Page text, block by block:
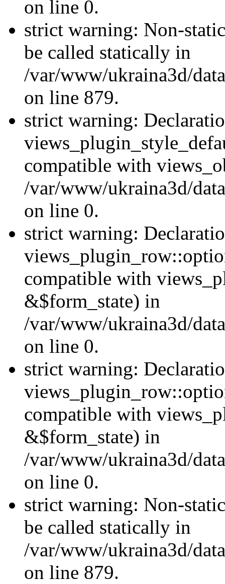
on line 0.
strict warning: Non-
be called statically in
/var/www/ukraina3d/
on line 879.
strict warning:
compatible with
/var/www/ukraina3d/
on line 0.
strict warning:
compatible with
&$form_state) in
/var/www/ukraina3d/
on line 0.
strict warning:
compatible with
&$form_state) in
/var/www/ukraina3d/
on line 0.
strict warning: Non-
be called statically in
/var/www/ukraina3d/
on line 879.